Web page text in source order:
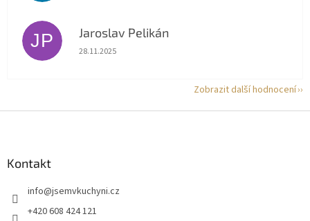
JP Jaroslav Pelikán
Hodnocení obchodu je 5 z 5 hvězdiček.
28.11.2025
Zobrazit další hodnocení
Kontakt
info@jsemvkuchyni.cz
+420 608 424 121